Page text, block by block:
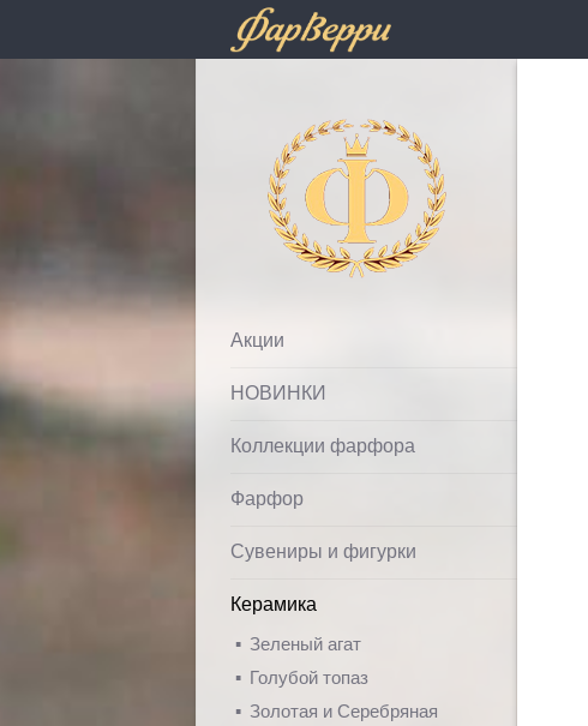
Фарфолле
Акции
НОВИНКИ
Коллекции фарфора
Фарфор
Сувениры и фигурки
Керамика
Зеленый агат
Голубой топаз
Золотая и Серебряная